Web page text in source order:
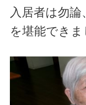
入居者は勿
を堪能できま